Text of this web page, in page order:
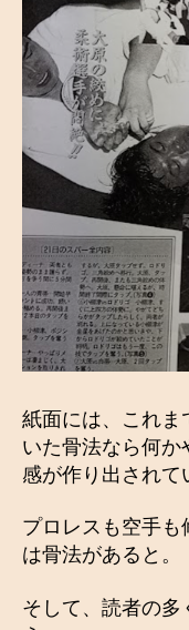
紙面には、これま
いた骨法なら何
感が作り出されて
プロレスも空手も
は骨法があると。
そして、読者の多